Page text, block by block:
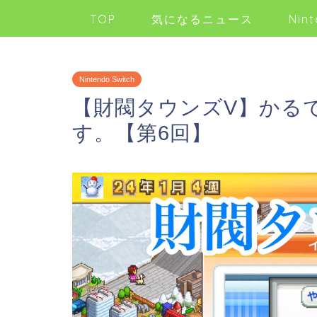
TOP 気になるニュース
Nintendo Switch
【財閥タウンズV】か
す。【第6回】